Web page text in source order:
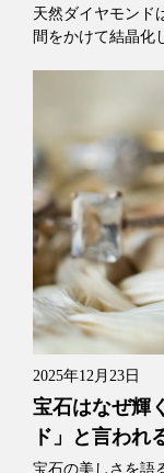
天然ダイヤモンド
間をかけて結晶化
2025年12月23日
宝石はなぜ輝
ド」と言われ
宝石の美しさを語